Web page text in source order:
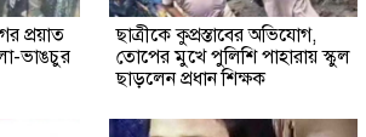
প্রয়াত
ভাঙচুর
ছাত্রীকে কুপ্রস্তাবের অভিযোগ,
তোপের মুখে পুলিশি পাহারায় স্কুল
ছাড়লেন প্রধান শিক্ষক